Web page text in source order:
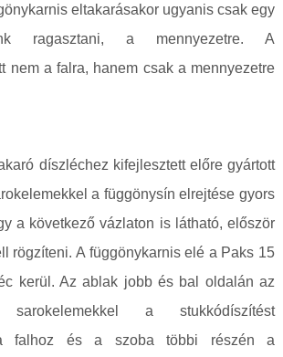
eltakarásakor ugyanis csak egy
ragasztani, a mennyezetre. A
nem a falra, hanem csak a mennyezetre
díszléchez kifejlesztett előre gyártott
a függönysín elrejtése gyors
a következő vázlaton is látható, először
rögzíteni. A függönykarnis elé a Paks 15
kerül. Az ablak jobb és bal oldalán az
a stukkódíszítést
a falhoz és a szoba többi részén a